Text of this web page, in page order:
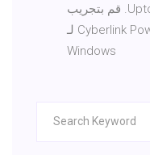
مجانا، و بدون فيروسات، من Uptodown. قم بتجريب
آخر إصدار من Cyberlink PowerDirector2020 لـ
Windows